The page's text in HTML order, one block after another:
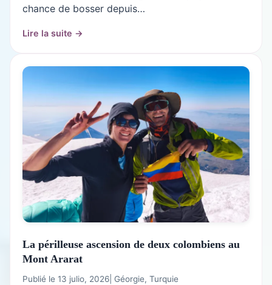
chance de bosser depuis…
Lire la suite →
La périlleuse ascension de deux colombiens au
Mont Ararat
Publié le 13 julio, 2026 Géorgie, Turquie